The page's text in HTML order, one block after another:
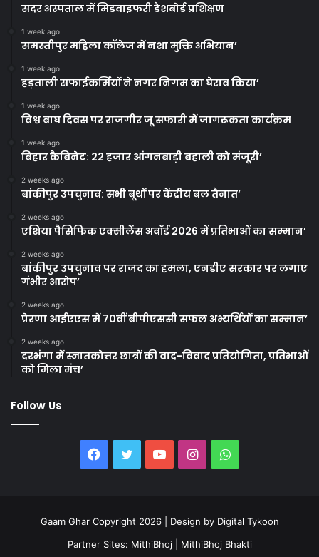
सदर अस्पताल में मिडवाइफरी डैशबोर्ड प्रशिक्षण
1 week ago
समस्तीपुर महिला कॉलेज में नशा मुक्ति अभियान’
1 week ago
हड़ताली सफाईकर्मियों ने नगर निगम का घेराव किया’
1 week ago
विश्व बाघ दिवस पर राजगीर जू सफारी में जागरूकता कार्यक्रम
1 week ago
बिहार कैबिनेट: 22 हजार आंगनबाड़ी बहाली को मंजूरी’
2 weeks ago
बांकीपुर उपचुनाव: सभी बूथों पर केंद्रीय बल तैनात’
2 weeks ago
एशिया पैसिफिक एक्सीलेंस अवॉर्ड 2026 में प्रतिभाओं का सम्मान’
2 weeks ago
बांकीपुर उपचुनाव पर राजद का हमला, एनडीए सरकार पर लगाए
गंभीर आरोप’
2 weeks ago
प्रेरणा आईएएस में 70वीं बीपीएससी सफल अभ्यर्थियों का सम्मान’
2 weeks ago
दरभंगा में स्नातकोत्तर छात्रों की वाद-विवाद प्रतियोगिता, प्रतिभाओं
को मिला मंच’
Follow Us
Facebook
TwitterYouTubeInstagramWhatsApp
Gaam Ghar Copyright 2026 | Design by Digital Tykoon
Partner Sites: MithiBhoj MithiBhoj Bhakti